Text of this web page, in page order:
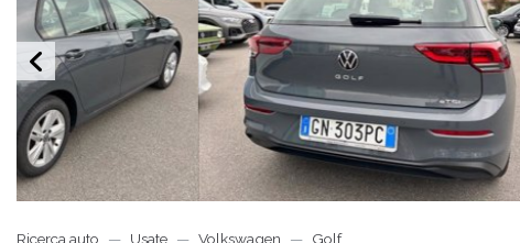
Ricerca auto Usate Volkswagen Golf